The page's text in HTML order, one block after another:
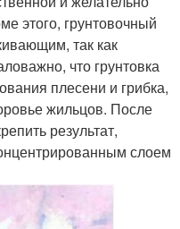
этого, грунтовочный
так как
что грунтовка
плесени и грибка,
жильцов. После
результат,
слоем